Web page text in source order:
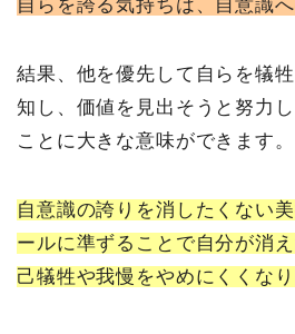
自らを誇る気持ちは、自意識
結果、他を優先して自らを犠
知し、価値を見出そうと努力
ことに大きな意味ができます。
自意識の誇りを消したくない
ールに準ずることで自分が消
己犠牲や我慢をやめにくくなり